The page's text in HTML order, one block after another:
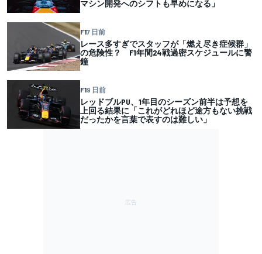
マシン開発へのシフトも早めになる」
F17 日前
レース多すぎでスタッフが「燃え尽き症候群」
の危険性？ F1年間24戦過密スケジュールに警
鐘
F19 日前
レッドブルPU、1年目のシーズン前半は予想を
上回る結果に「これがどれほど途方もない挑戦
だったかを言葉で表すのは難しい」